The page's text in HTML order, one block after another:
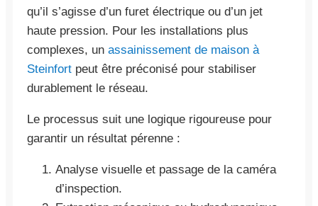
qu’il s’agisse d’un furet électrique ou d’un jet
haute pression. Pour les installations plus
complexes, un assainissement de maison à
Steinfort peut être préconisé pour stabiliser
durablement le réseau.
Le processus suit une logique rigoureuse pour
garantir un résultat pérenne :
Analyse visuelle et passage de la caméra
d’inspection.